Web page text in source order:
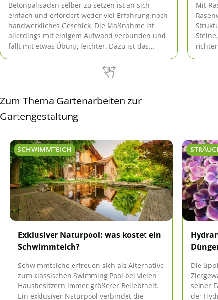
Betonpalisaden selber zu setzen ist an sich
einfach und erfordert weder viel Erfahrung noch
handwerkliches Geschick. Die Maßnahme ist
allerdings mit einigem Aufwand verbunden und
fällt mit etwas Übung leichter. Dazu ist das
folgende Anleitung zeigt, wie es geht und
welcher finanzielle Aufwand nötig ist.
Mit
Zum Thema Gartenarbeiten zur
Gartengestaltung
SCHWIMMTEICH
Exklusiver Naturpool: was kostet ein
Schwimmteich?
Schwimmteiche erfreuen sich als Alternative
zum klassischen Swimming Pool bei vielen
Hausbesitzern immer größerer Beliebtheit.
Ein exklusiver Naturpool verbindet die
Die
seiner
der